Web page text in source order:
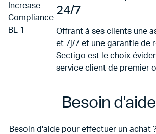
24/7
Offrant à ses clients une
et 7j/7 et une garantie de
Sectigo est le choix
service client de premier
Besoin
Besoin d'aide pour effectuer un achat